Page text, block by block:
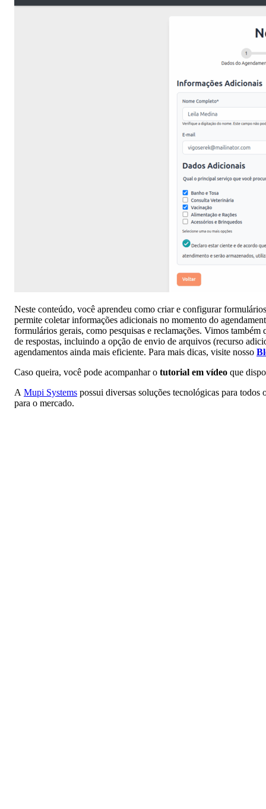
Neste conteúdo, você aprendeu como criar e configurar
permite coletar informações adicionais no momento do
formulários gerais, como pesquisas e reclamações. Vimos
de respostas, incluindo a opção de envio de arquivos (recurso
agendamentos ainda mais eficiente. Para mais dicas, visite nosso
Caso queira, você pode acompanhar o tutorial em vídeo que
A Mupi Systems possui diversas soluções tecnológicas para todos
para o mercado.